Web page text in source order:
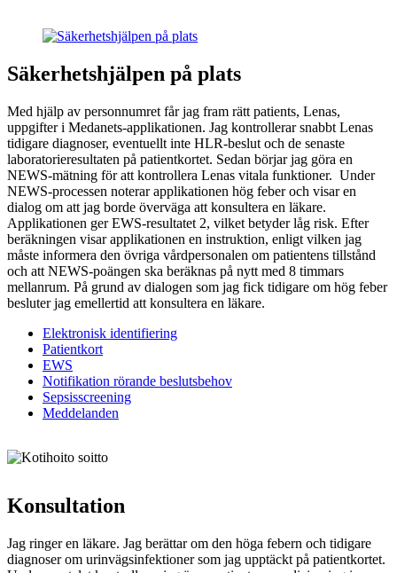
Säkerhetshjälpen på plats
Med hjälp av personnumret får jag fram rätt patients, Lenas,
uppgifter i Medanets-applikationen. Jag kontrollerar snabbt Lenas
tidigare diagnoser, eventuellt inte HLR-beslut och de senaste
laboratorieresultaten på patientkortet. Sedan börjar jag göra en
NEWS-mätning för att kontrollera Lenas vitala funktioner. Under
NEWS-processen noterar applikationen hög feber och visar en
dialog om att jag borde överväga att konsultera en läkare.
Applikationen ger EWS-resultatet 2, vilket betyder låg risk. Efter
beräkningen visar applikationen en instruktion, enligt vilken jag
måste informera den övriga vårdpersonalen om patientens tillstånd
och att NEWS-poängen ska beräknas på nytt med 8 timmars
mellanrum. På grund av dialogen som jag fick tidigare om hög feber
besluter jag emellertid att konsultera en läkare.
Elektronisk identifiering
Patientkort
EWS
Notifikation rörande beslutsbehov
Sepsisscreening
Meddelanden
Konsultation
Jag ringer en läkare. Jag berättar om den höga febern och tidigare
diagnoser om urinvägsinfektioner som jag upptäckt på patientkortet.